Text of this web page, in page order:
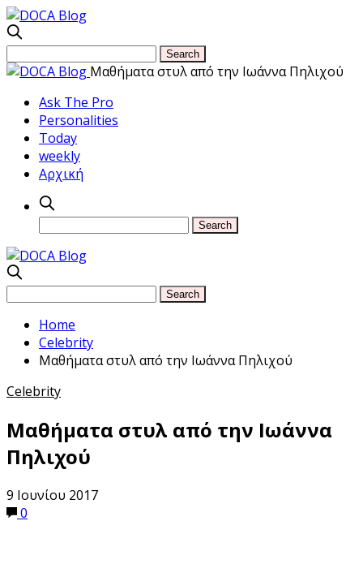
Μαθήματα στυλ από την Ιωάννα Πηλιχού
Ask The Pro
Personalities
Today
weekly
Αρχική
Home
Celebrity
Μαθήματα στυλ από την Ιωάννα Πηλιχού
Celebrity
Μαθήματα στυλ από την Ιωάννα
Πηλιχού
9 Ιουνίου 2017
0